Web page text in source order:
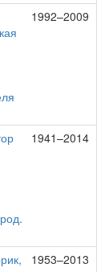
1992–2009
1941–2014
1953–2013